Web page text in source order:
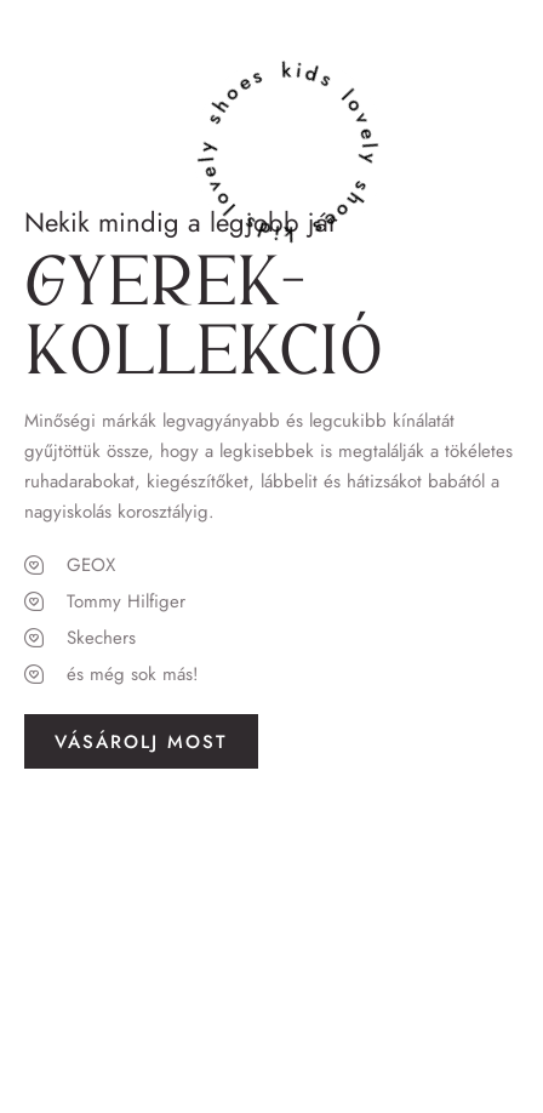
Nekik mindig a legjobb jár
Gyerek­
kollekció
Minőségi márkák legvagyányabb és legcukibb kínálatát
gyűjtöttük össze, hogy a legkisebbek is megtalálják a tökéletes
ruhadarabokat, kiegészítőket, lábbelit és hátizsákot babától a
nagyiskolás korosztályig.
GEOX
Tommy Hilfiger
Skechers
és még sok más!
VÁSÁROLJ MOST
lovely shoes kids lovely shoes kids